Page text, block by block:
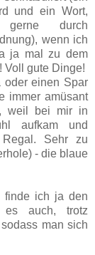
und ein Wort,
gerne durch
wenn ich
ja mal zu dem
Voll gute Dinge!
oder einen Spar
immer amüsant
weil bei mir in
aufkam und
Sehr zu
- die blaue
finde ich ja den
es auch, trotz
man sich